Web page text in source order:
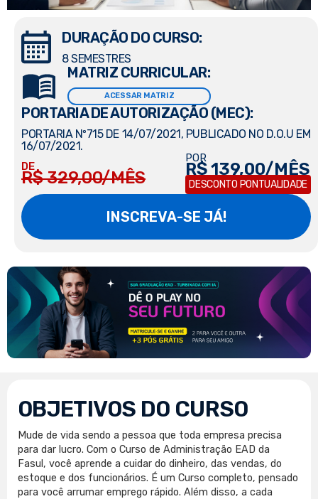
DURAÇÃO DO CURSO:
8 SEMESTRES
MATRIZ CURRICULAR:
ACESSAR MATRIZ
PORTARIA DE AUTORIZAÇÃO (MEC):
PORTARIA Nº715 DE 14/07/2021, PUBLICADO NO D.O.U EM
16/07/2021.
DE
R$ 329,00/MÊS
POR
R$ 139,00/MÊS
DESCONTO PONTUALIDADE
INSCREVA-SE JÁ!
OBJETIVOS DO CURSO
Mude de vida sendo a pessoa que toda empresa precisa
para dar lucro. Com o Curso de Administração EAD da
Fasul, você aprende a cuidar do dinheiro, das vendas, do
estoque e dos funcionários. É um Curso completo, pensado
para você arrumar emprego rápido. Além disso, a cada